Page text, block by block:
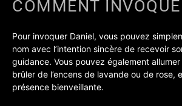
COMMENT
Pour invoquer Daniel, vous pouvez
nom avec l’intention sincère de recevoir
guidance. Vous pouvez également
brûler de l’encens de lavande ou de rose,
présence bienveillante.